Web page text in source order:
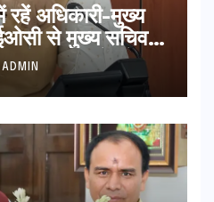
अधिकारी-मुख्य
से मुख्य सचिव ने
बंद सड़कों को
को न हो दिक्कत
ADMIN